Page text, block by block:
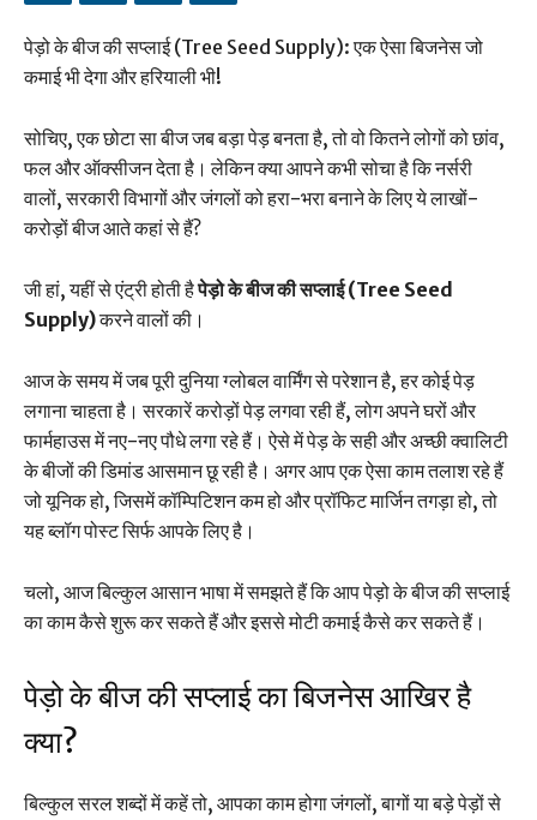
पेड़ो के बीज की सप्लाई (Tree Seed Supply): एक ऐसा बिजनेस जो
कमाई भी देगा और हरियाली भी!
सोचिए, एक छोटा सा बीज जब बड़ा पेड़ बनता है, तो वो कितने लोगों को छांव,
फल और ऑक्सीजन देता है। लेकिन क्या आपने कभी सोचा है कि नर्सरी
वालों, सरकारी विभागों और जंगलों को हरा-भरा बनाने के लिए ये लाखों-
करोड़ों बीज आते कहां से हैं?
जी हां, यहीं से एंट्री होती हैपेड़ो के बीज की सप्लाई (Tree Seed
Supply)करने वालों की।
आज के समय में जब पूरी दुनिया ग्लोबल वार्मिंग से परेशान है, हर कोई पेड़
लगाना चाहता है। सरकारें करोड़ों पेड़ लगवा रही हैं, लोग अपने घरों और
फार्महाउस में नए-नए पौधे लगा रहे हैं। ऐसे में पेड़ के सही और अच्छी क्वालिटी
के बीजों की डिमांड आसमान छू रही है। अगर आप एक ऐसा काम तलाश रहे हैं
जो यूनिक हो, जिसमें कॉम्पिटिशन कम हो और प्रॉफिट मार्जिन तगड़ा हो, तो
यह ब्लॉग पोस्ट सिर्फ आपके लिए है।
चलो, आज बिल्कुल आसान भाषा में समझते हैं कि आप पेड़ो के बीज की सप्लाई
का काम कैसे शुरू कर सकते हैं और इससे मोटी कमाई कैसे कर सकते हैं।
पेड़ो के बीज की सप्लाई का बिजनेस आखिर है
क्या?
बिल्कुल सरल शब्दों में कहें तो, आपका काम होगा जंगलों, बागों या बड़े पेड़ों से